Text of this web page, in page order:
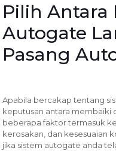
Pilih Antara
Autogate
Pasang
Apabila bercakap tentang
keputusan antara
beberapa faktor termasuk
kerosakan, dan kesesuaian
jika sistem autogate anda